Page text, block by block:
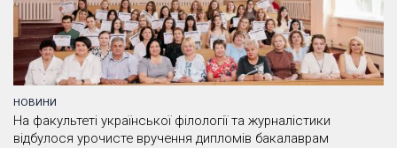
НОВИНИ
На факультеті української філології та журналістики
відбулося урочисте вручення дипломів бакалаврам